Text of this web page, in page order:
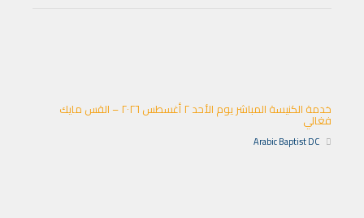
خدمة الكنيسة المباشر يوم الأحد ٢ أغسطس ٢٠٢٦ – القس مايك
فغالي
Arabic Baptist DC